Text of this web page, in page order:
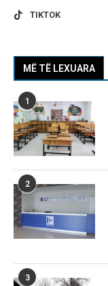
TIKTOK
MË TË LEXUARA
1
2
3